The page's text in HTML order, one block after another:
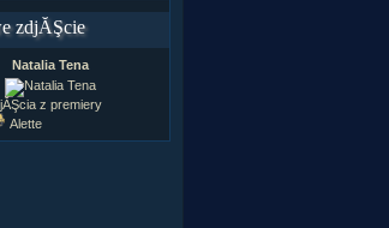
zdjĂŞcie
Natalia Tena
z premiery
Alette